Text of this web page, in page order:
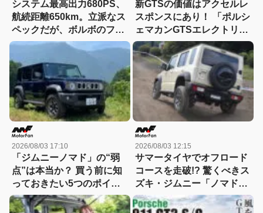
システム最高出力680PS、
航続距離650km。立派なス
ペックだが、ボルボのフラ
ッグシップSUVの本当の魅
力は数字以外にあった！
【ボルボEX90試乗】
新GTSの価値はアクセルレ
スポンスにあり！ 「ポルシ
ェマカンGTSエレクトリッ
ク」に試乗
2026/08/03 17:10
「ジムニーノマド」の“弱
点”は本当か？ 買う前に知
っておきたい5つのポイン
ト！小回り、燃費、101馬
力、5速MTを徹底チェック
2026/08/03 12:15
サマータイヤでオフロード
コースを走破!? 驚くべきス
ズキ・ジムニー「ノマド」
の走破性！1型→2型への進
化にも注目!!